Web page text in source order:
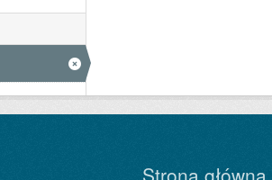
Strona główna